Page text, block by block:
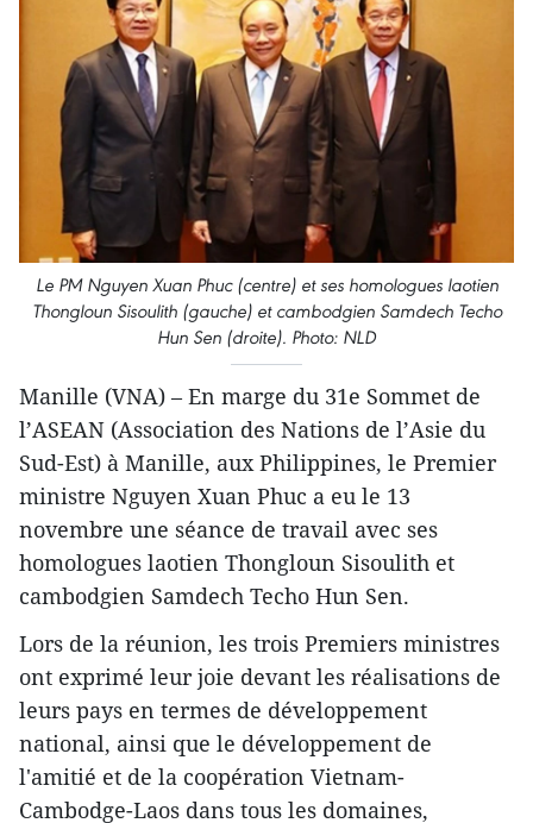
Le PM Nguyen Xuan Phuc (centre) et ses homologues laotien
Thongloun Sisoulith (gauche) et cambodgien Samdech Techo
Hun Sen (droite). Photo: NLD
Manille (VNA) – En marge du 31e Sommet de
l’ASEAN (Association des Nations de l’Asie du
Sud-Est) à Manille, aux Philippines, le Premier
ministre Nguyen Xuan Phuc a eu le 13
novembre une séance de travail avec ses
homologues laotien Thongloun Sisoulith et
cambodgien Samdech Techo Hun Sen.
Lors de la réunion, les trois Premiers ministres
ont exprimé leur joie devant les réalisations de
leurs pays en termes de développement
national, ainsi que le développement de
l'amitié et de la coopération Vietnam-
Cambodge-Laos dans tous les domaines,